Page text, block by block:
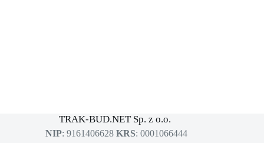
TRAK-BUD.NET Sp. z o.o.
NIP: 9161406628 KRS: 0001066444